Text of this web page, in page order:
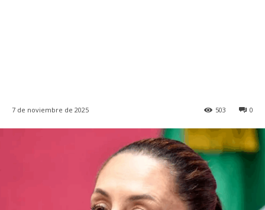
7 de noviembre de 2025 0
503